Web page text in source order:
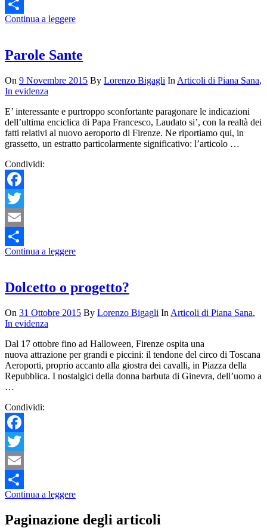
Email
Condividi
Continua a leggere
Parole Sante
On 9 Novembre 2015 By Lorenzo Bigagli In Articoli di Piana Sana,
In evidenza
E’ interessante e purtroppo sconfortante paragonare le indicazioni
dell’ultima enciclica di Papa Francesco, Laudato si’, con la realtà dei
fatti relativi al nuovo aeroporto di Firenze. Ne riportiamo qui, in
grassetto, un estratto particolarmente significativo: l’articolo …
Condividi:
Facebook
Twitter
Email
Condividi
Continua a leggere
Dolcetto o progetto?
On 31 Ottobre 2015 By Lorenzo Bigagli In Articoli di Piana Sana,
In evidenza
Dal 17 ottobre fino ad Halloween, Firenze ospita una
nuova attrazione per grandi e piccini: il tendone del circo di Toscana
Aeroporti, proprio accanto alla giostra dei cavalli, in Piazza della
Repubblica. I nostalgici della donna barbuta di Ginevra, dell’uomo a
…
Condividi:
Facebook
Twitter
Email
Condividi
Continua a leggere
Paginazione degli articoli